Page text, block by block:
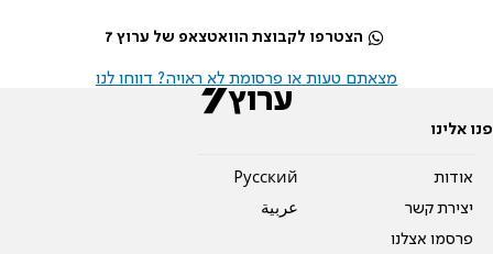
הצטרפו לקבוצת הוואטצאפ של ערוץ 7
מצאתם טעות או פרסומת לא ראויה? דווחו לנו
פנו אלינו
אודות
יצירת קשר
פרסמו אצלנו
Pусский
عربية